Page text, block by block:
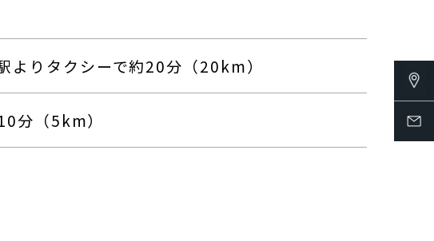
りタクシーで約20分（20km）
分（5km）